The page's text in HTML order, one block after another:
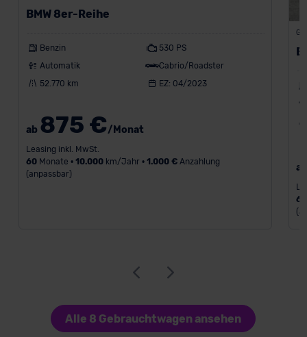
BMW 8er-Reihe
Benzin
530 PS
Automatik
Cabrio/Roadster
52.770 km
EZ: 04/2023
ab 875 €/Monat
Leasing inkl. MwSt.
60Monate • 10.000km/Jahr • 1.000 €Anzahlung
(anpassbar)
60
Alle 8 Gebrauchtwagen ansehen